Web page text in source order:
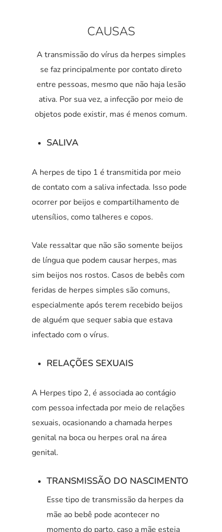
CAUSAS
A transmissão do vírus da herpes simples
se faz principalmente por contato direto
entre pessoas, mesmo que não haja lesão
ativa. Por sua vez, a infecção por meio de
objetos pode existir, mas é menos comum.
SALIVA
A herpes de tipo 1 é transmitida por meio
de contato com a saliva infectada. Isso pode
ocorrer por beijos e compartilhamento de
utensílios, como talheres e copos.
Vale ressaltar que não são somente beijos
de língua que podem causar herpes, mas
sim beijos nos rostos. Casos de bebês com
feridas de herpes simples são comuns,
especialmente após terem recebido beijos
de alguém que sequer sabia que estava
infectado com o vírus.
RELAÇÕES SEXUAIS
A Herpes tipo 2, é associada ao contágio
com pessoa infectada por meio de relações
sexuais, ocasionando a chamada herpes
genital na boca ou herpes oral na área
genital.
TRANSMISSÃO DO NASCIMENTO
Esse tipo de transmissão da herpes da
mãe ao bebê pode acontecer no
momento do parto, caso a mãe esteja